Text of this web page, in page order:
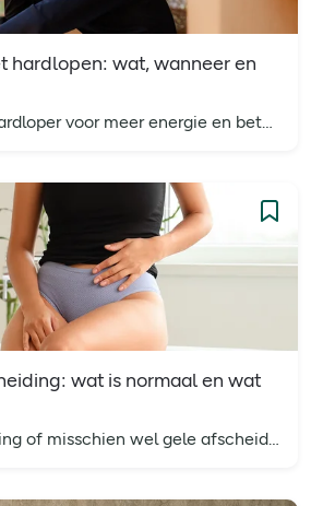
hardlopen: wat, wanneer en
Wat eet je als hardloper voor meer energie en beter herstel? Ontdek slimme voedingstips van expert Dan Plews.
wat is normaal en wat
Bruine afscheiding of misschien wel gele afscheiding? Je vaginale afscheiding vertelt veel over je gezondheid. Ontdek wat normaal is en wanneer je actie moet ondernemen.